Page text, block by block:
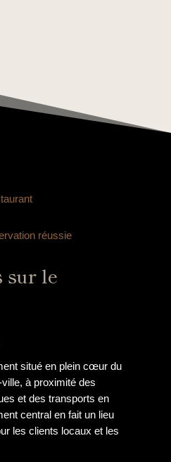
réussie
sur le
situé en plein cœur du
à proximité des
et des transports en
central en fait un lieu
les clients locaux et les